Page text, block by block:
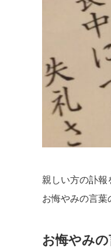
親しい方の訃報
お悔やみの言葉
お悔やみ